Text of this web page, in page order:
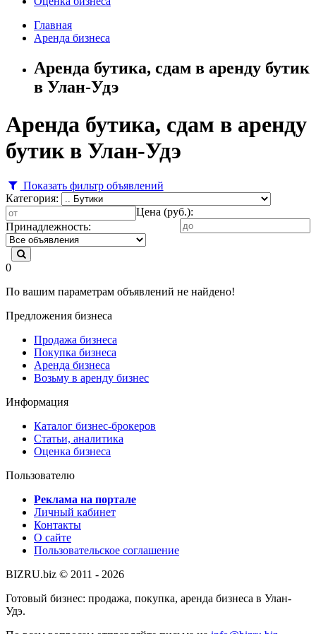
Главная
Аренда бизнеса
Аренда бутика, сдам в аренду бутик
в Улан-Удэ
Аренда бутика, сдам в аренду
бутик в Улан-Удэ
Показать фильтр объявлений
Категория:
Цена (руб.):
Принадлежность:
0
По вашим параметрам объявлений не найдено!
Предложения бизнеса
Продажа бизнеса
Покупка бизнеса
Аренда бизнеса
Возьму в аренду бизнес
Информация
Каталог бизнес-брокеров
Статьи, аналитика
Оценка бизнеса
Пользователю
Реклама на портале
Личный кабинет
Контакты
О сайте
Пользовательское соглашение
BIZRU.biz © 2011 - 2026
Готовый бизнес: продажа, покупка, аренда бизнеса в Улан-
Удэ.